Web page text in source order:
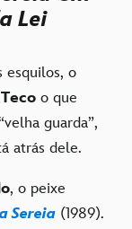
Lei
esquilos, o
Teco o que
guarda”,
atrás dele.
, o peixe
Sereia (1989).